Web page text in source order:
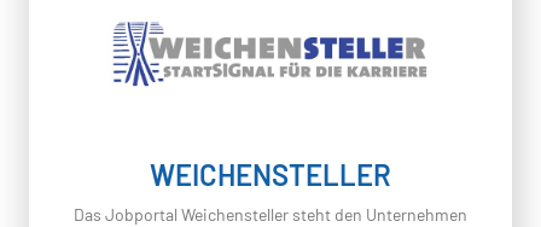
WEICHENSTELLER
Das Jobportal Weichensteller steht den Unternehmen